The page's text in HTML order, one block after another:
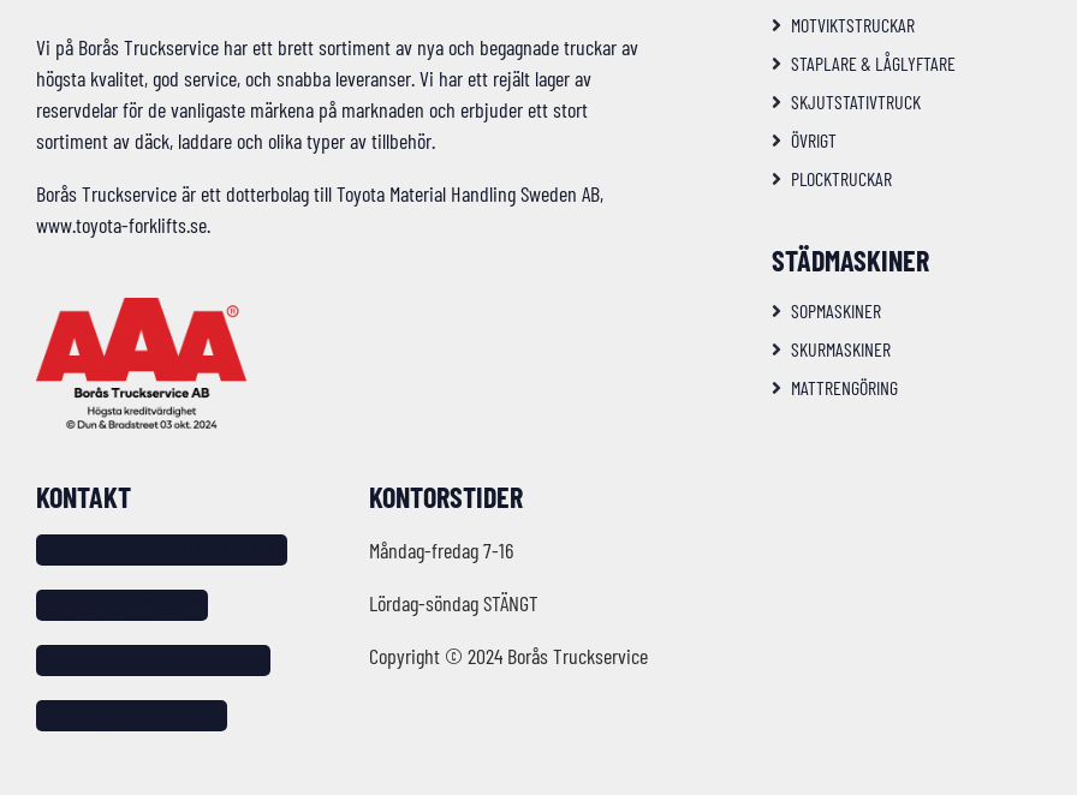
Vi på Borås Truckservice har ett brett sortiment av nya och begagnade truckar av
högsta kvalitet, god service, och snabba leveranser. Vi har ett rejält lager av
reservdelar för de vanligaste märkena på marknaden och erbjuder ett stort
sortiment av däck, laddare och olika typer av tillbehör.
Borås Truckservice är ett dotterbolag till Toyota Material Handling Sweden AB,
www.toyota-forklifts.se.
KONTAKT KONTORSTIDER
Måndag-fredag 7-16
Lördag-söndag STÄNGT
Copyright © 2024 Borås Truckservice
MOTVIKTSTRUCKAR
STAPLARE & LÅGLYFTARE
SKJUTSTATIVTRUCK
ÖVRIGT
PLOCKTRUCKAR
STÄDMASKINER
SOPMASKINER
SKURMASKINER
MATTRENGÖRING